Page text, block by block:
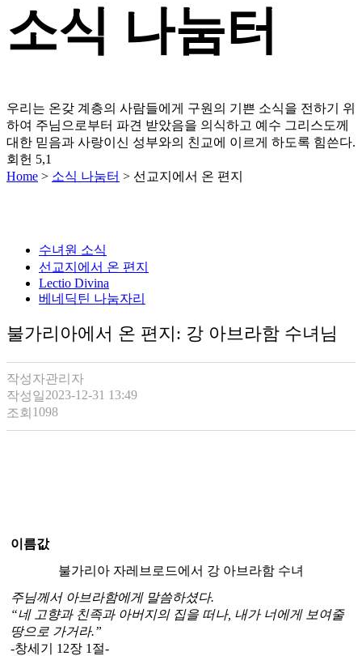
소식 나눔터
우리는 온갖 계층의 사람들에게 구원의 기쁜 소식을 전하기 위
하여 주님으로부터 파견 받았음을 의식하고 예수 그리스도께
대한 믿음과 사랑이신 성부와의 친교에 이르게 하도록 힘쓴다.
회헌 5,1
Home > 소식 나눔터 > 선교지에서 온 편지
수녀원 소식
선교지에서 온 편지
Lectio Divina
베네딕틴 나눔자리
불가리아에서 온 편지: 강 아브라함 수녀님
작성자관리자
작성일2023-12-31 13:49
조회 1098
이름값
불가리아 자레브로드에서 강 아브라함 수녀
주님께서 아브라함에게 말씀하셨다.
“네 고향과 친족과 아버지의 집을 떠나, 내가 너에게 보여줄
땅으로 가거라.”
-창세기 12장 1절-